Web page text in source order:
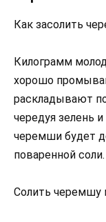
Как засолить
Килограмм
хорошо
раскладывают
чередуя зелень
черемши будет
поваренной соли.
Солить черемшу